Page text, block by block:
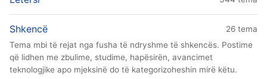
Shkencë
26 tema
Tema mbi të rejat nga fusha të ndryshme të shkencës. Postime
që lidhen me zbulime, studime, hapësirën, avancimet
teknologjike apo mjeksinë do të kategorizoheshin mirë këtu.